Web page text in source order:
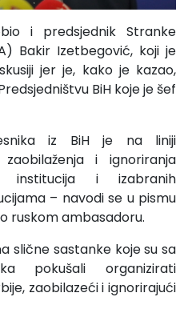
i predsjednik Stranke
Bakir Izetbegović, koji je
jer je, kako je kazao,
BiH koje je šef
iz BiH je na liniji
i ignoriranja
institucija i izabranih
– navodi se u pismu
ruskom ambasadoru.
slične sastanke koje su sa
pokušali organizirati
zaobilazeći i ignorirajući